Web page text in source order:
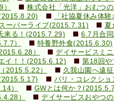
株式会社「光洋」おむつ
「社協夏休み体
ーパーライブ(2015.7.31)
夏
来る！(2015.7.29)
6.7月合
）
特養野外食(2015.6.30)
）
デイサービスミ
イ！！(2015.6.12)
第18回
2015.5.22）
久我山園へ遠
パリ・コレクシ
）
GWとは何か？
）
デイサービスおやつ